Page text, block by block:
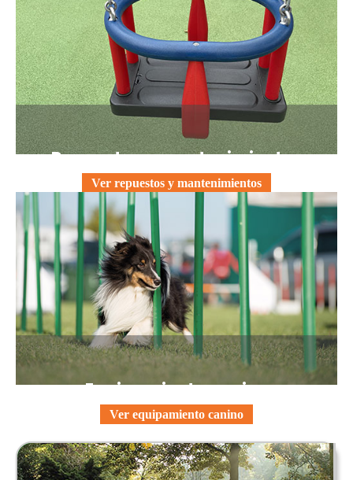
Repuestos y mantenimientos
Ver repuestos y mantenimientos
Equipamiento canino
Ver equipamiento canino